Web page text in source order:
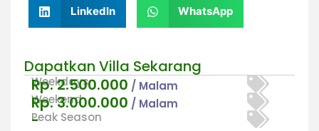
LinkedIn WhatsApp
Dapatkan Villa Sekarang
Weekdays
Rp. 2.500.000 / Malam
Weekend
Rp. 3.000.000 / Malam
Peak Season
-